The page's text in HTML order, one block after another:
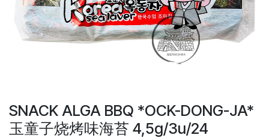
SNACK ALGA BBQ *OCK-DONG-JA*
玉童子烧烤味海苔 4,5g/3u/24